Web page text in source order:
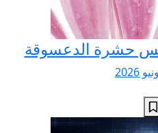
حشرة الدعسوقة